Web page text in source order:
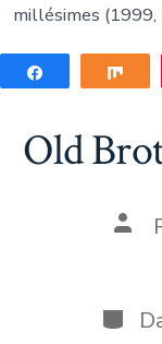
millésimes
Partagez
Old